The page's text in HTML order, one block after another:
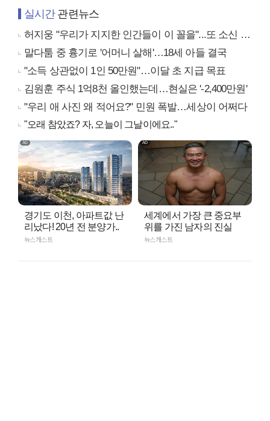
실시간관련뉴스
허지웅 "우리가 지지한 인간들이 이 꼴을"...또 소신 발언
말다툼 중 흉기로 '어머니 살해'…18세 아들 결국
"소득 상관없이 1인 50만원"…이달 초 지급 목표
김원훈 주식 1억8천 올인했는데…현실은 '-2,400만원'
"우리 애 사진 왜 적어요?" 민원 폭발…세상이 어쩌다
"오래 참았죠? 자, 오늘이 그날이에요.."
경기도 이천, 아파트값 난
리났다! 20년 전 분양가..
뉴스캐스트
세계에서 가장 큰 중요부
위를 가진 남자의 진실
뉴스캐스트